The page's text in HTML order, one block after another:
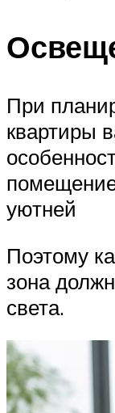
При
квартиры
уютней
Поэтому
зона
света.